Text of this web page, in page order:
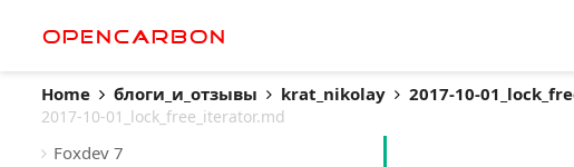
OpenCarbon
Home блоги_и_отзывы krat_nikolay 2017-10-
2017-10-01_lock_free_iterator.md
Foxdev 7